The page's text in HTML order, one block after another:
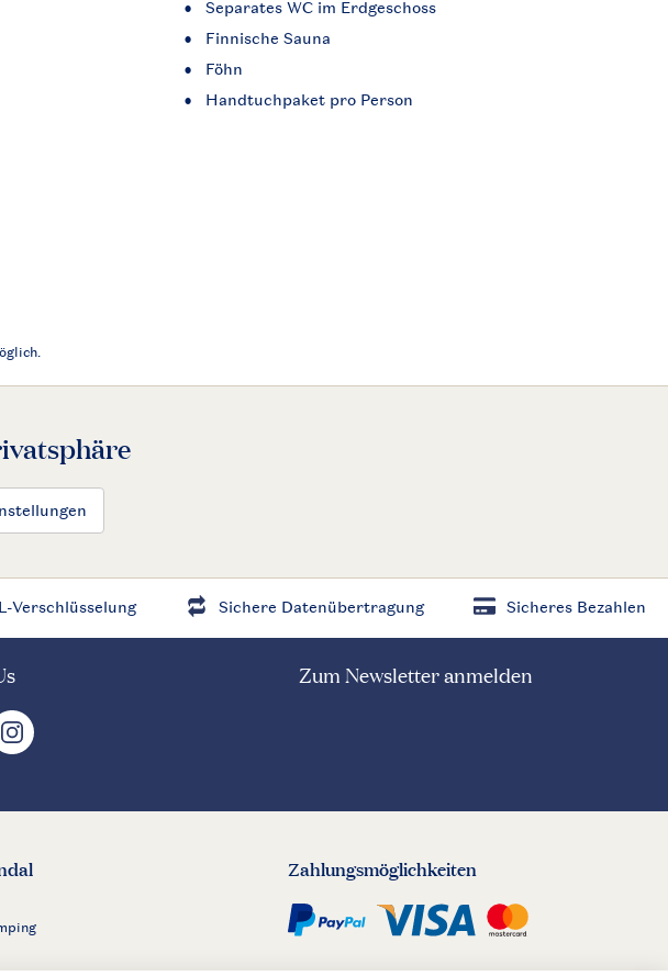
Separates WC im Erdgeschoss
Finnische Sauna
Föhn
Handtuchpaket pro Person
Verschlüsselung Sichere Datenübertragung Sicheres Bezahlen
Zum Newsletter anmelden
Zahlungsmöglichkeiten